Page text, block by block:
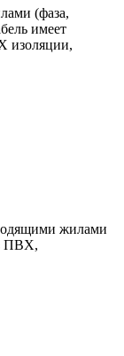
(фаза,
имеет
изоляции,
жилами
ПВХ,